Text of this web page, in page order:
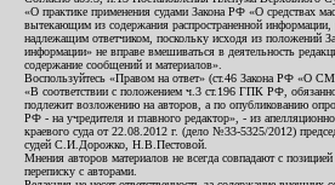
«О практике применения судами Закона РФ «О средствах
вытекающим из содержания распространенной информации,
надлежащим ответчиком, поскольку исходя из положений
информации» не вправе вмешиваться в деятельность
содержание сообщений и материалов».
Воспользуйтесь «Правом на ответ» (ст.46 Закона РФ «О
«В соответствии с положением ч.3 ст.196 ГПК РФ,
подлежит возложению на авторов, а по опубликованию
РФ - на учредителя и главного редактор», - из
краевого суда от 22.08.2012 г. (дело №33-5325/2012)
судей С.И.Дорожко, Н.В.Пестовой.
Мнения авторов материалов не всегда совпадают с
переписку с авторами.